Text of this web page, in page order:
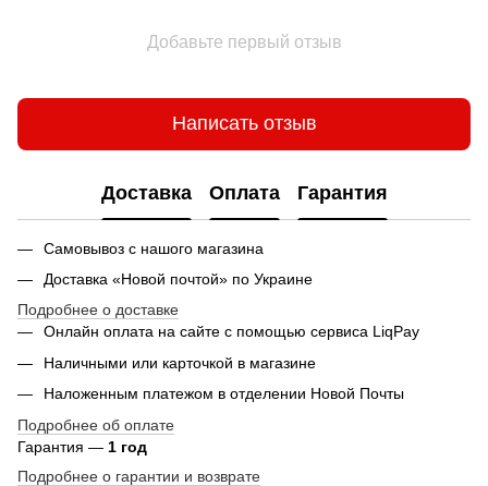
Добавьте первый отзыв
Написать отзыв
Доставка Оплата Гарантия
Самовывоз с нашого магазина
Доставка «Новой почтой» по Украине
Подробнее о доставке
Онлайн оплата на сайте с помощью сервиса LiqPay
Наличными или карточкой в магазине
Наложенным платежом в отделении Новой Почты
Подробнее об оплате
Гарантия — 1 год
Подробнее о гарантии и возврате